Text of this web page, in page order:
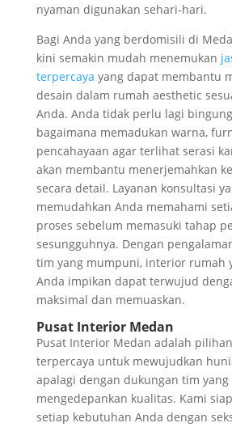
nyaman digunakan sehari-hari.
Bagi Anda yang berdomisili di
kini semakin mudah menemukan
terpercaya yang dapat membantu
desain dalam rumah aesthetic
Anda. Anda tidak perlu lagi
bagaimana memadukan warna,
pencahayaan agar terlihat serasi
akan membantu menerjemahkan
secara detail. Layanan konsultasi
memudahkan Anda memahami
proses sebelum memasuki tahap
sesungguhnya. Dengan
tim yang mumpuni, interior rumah
Anda impikan dapat terwujud
maksimal dan memuaskan.
Pusat Interior Medan
Pusat Interior Medan adalah
terpercaya untuk mewujudkan
apalagi dengan dukungan tim yang
mengedepankan kualitas. Kami
setiap kebutuhan Anda dengan